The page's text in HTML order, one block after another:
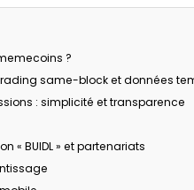
?
same-block et données
: simplicité et transparence
« BUIDL » et partenariats